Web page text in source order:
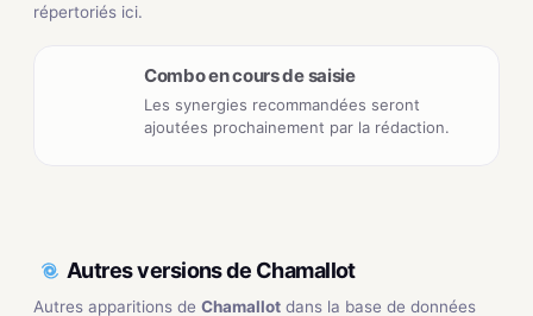
répertoriés ici.
Combo en cours de saisie
Les synergies recommandées seront
ajoutées prochainement par la rédaction.
Autres versions de Chamallot
Autres apparitions de Chamallot dans la base de données